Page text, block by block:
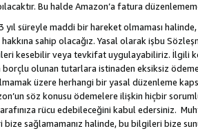
Bu halde Amazon’a fatura
3 yıl süreyle maddi bir hareket olmaması
sahip olacağız. Yasal olarak işbu
kesebilir veya tevkifat uygulayabiliriz. İlgili
borçlu olunan tutarlara istinaden eksiksiz
üzere herhangi bir yasal düzenleme
söz konusu ödemelere ilişkin hiçbir
rücu edebileceğini kabul edersiniz.
sağlamamanız halinde, bu bilgileri bize